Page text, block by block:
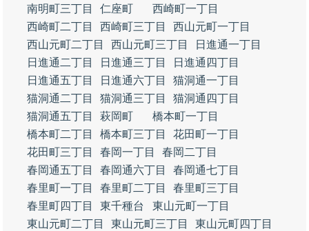
南明町三丁目
仁座町
西崎町一丁目
西崎町二丁目
西崎町三丁目
西山元町一丁目
西山元町二丁目
西山元町三丁目
日進通一丁目
日進通二丁目
日進通三丁目
日進通四丁目
日進通五丁目
日進通六丁目
猫洞通一丁目
猫洞通二丁目
猫洞通三丁目
猫洞通四丁目
猫洞通五丁目
萩岡町
橋本町一丁目
橋本町二丁目
橋本町三丁目
花田町一丁目
花田町三丁目
春岡一丁目
春岡二丁目
春岡通五丁目
春岡通六丁目
春岡通七丁目
春里町一丁目
春里町二丁目
春里町三丁目
春里町四丁目
東千種台
東山元町一丁目
東山元町二丁目
東山元町三丁目
東山元町四丁目